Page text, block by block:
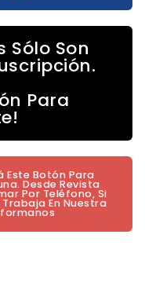
Sólo Son
Para
Este Botón Para
Desde Revista
Por Teléfono, Si
En Nuestra